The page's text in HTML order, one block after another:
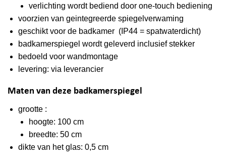
verlichting wordt bediend door one-touch bediening
voorzien van geintegreerde spiegelverwaming
geschikt voor de badkamer (IP44 = spatwaterdicht)
badkamerspiegel wordt geleverd inclusief stekker
bedoeld voor wandmontage
levering: via leverancier
Maten van deze badkamerspiegel
grootte :
hoogte: 100 cm
breedte: 50 cm
dikte van het glas: 0,5 cm